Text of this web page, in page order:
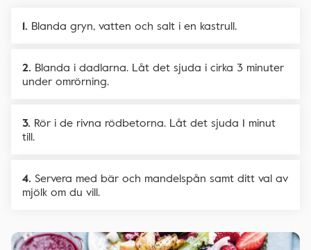
Blanda gryn, vatten och salt i en kastrull.
Blanda i dadlarna. Låt det sjuda i cirka 3 minuter
under omrörning.
Rör i de rivna rödbetorna. Låt det sjuda 1 minut
till.
Servera med bär och mandelspån samt ditt val av
mjölk om du vill.